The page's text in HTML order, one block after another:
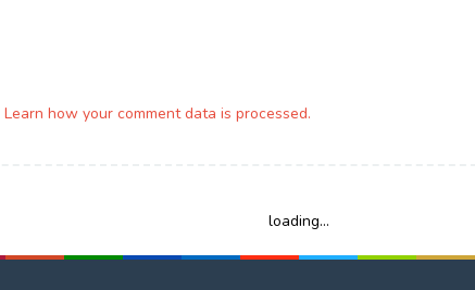
Learn how your comment data is processed.
loading...